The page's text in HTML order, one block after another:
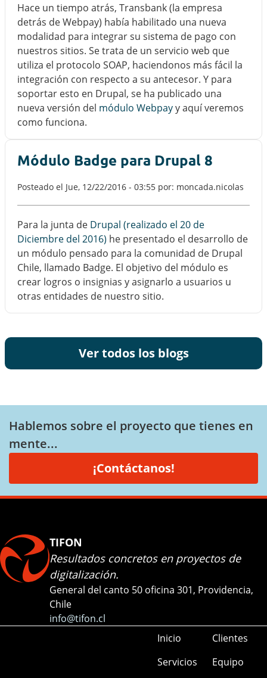
Hace un tiempo atrás, Transbank (la empresa
detrás de Webpay) había habilitado una nueva
modalidad para integrar su sistema de pago con
nuestros sitios. Se trata de un servicio web que
utiliza el protocolo SOAP, haciendonos más fácil la
integración con respecto a su antecesor. Y para
soportar esto en Drupal, se ha publicado una
nueva versión del módulo Webpayy aquí veremos
como funciona.
Módulo Badge para Drupal 8
Posteado el Jue, 12/22/2016 - 03:55 por: moncada.nicolas
Para la junta de Drupal (realizado el 20 de
Diciembre del 2016) he presentado el desarrollo de
un módulo pensado para la comunidad de Drupal
Chile, llamado Badge. El objetivo del módulo es
crear logros o insignias y asignarlo a usuarios u
otras entidades de nuestro sitio.
Ver todos los blogs
Hablemos sobre el proyecto que tienes en
mente...
¡Contáctanos!
TIFON
Resultados concretos en proyectos de
digitalización.
General del canto 50 oficina 301, Providencia,
Chile
info@tifon.cl
Inicio
Servicios
Clientes
Equipo